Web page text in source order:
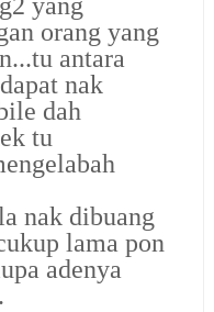
yang
orang yang
antara
nak
dah
tu
nak dibuang
lama pon
adenya